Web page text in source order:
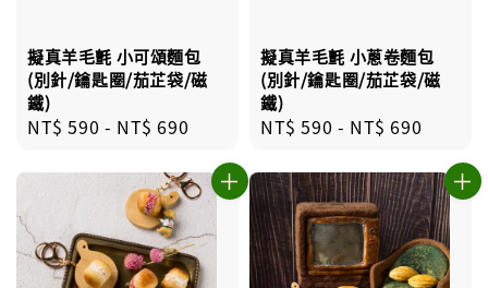
擬真羊毛氈 小可頌麵包
(別針/鑰匙圈/茄芷袋/磁
鐵)
Regular
NT$ 590 - NT$ 690
擬真羊毛氈 小蔥卷麵包
(別針/鑰匙圈/茄芷袋/磁
鐵)
Regular
NT$ 590 - NT$ 690